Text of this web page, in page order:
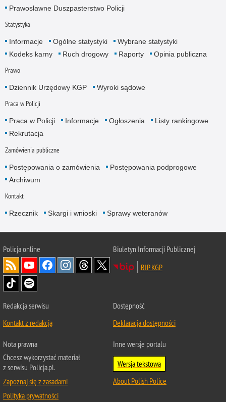
Prawosławne Duszpasterstwo Policji
Statystyka
Informacje Ogólne statystyki
Wybrane statystyki
Kodeks karny
Ruch drogowy Raporty Opinia publiczna
Prawo
Dziennik Urzędowy KGP Wyroki sądowe
Praca w Policji
Praca w Policji Informacje Ogłoszenia
Listy rankingowe
Rekrutacja
Zamówienia publiczne
Postępowania o zamówienia
Postępowania podprogowe
Archiwum
Kontakt
Rzecznik Skargi i wnioski Sprawy weteranów
Policjaonline
Biuletyn Informacji Publicznej
BIP KGP
Redakcja serwisu
Kontakt z redakcją
Dostępność
Deklaracja dostępności
Nota prawna
Chcesz wykorzystać materiał
z serwisu Policja.pl.
Zapoznaj się z zasadami
Polityka prywatności
Inne wersje portalu
Wersja tekstowa
About Polish Police